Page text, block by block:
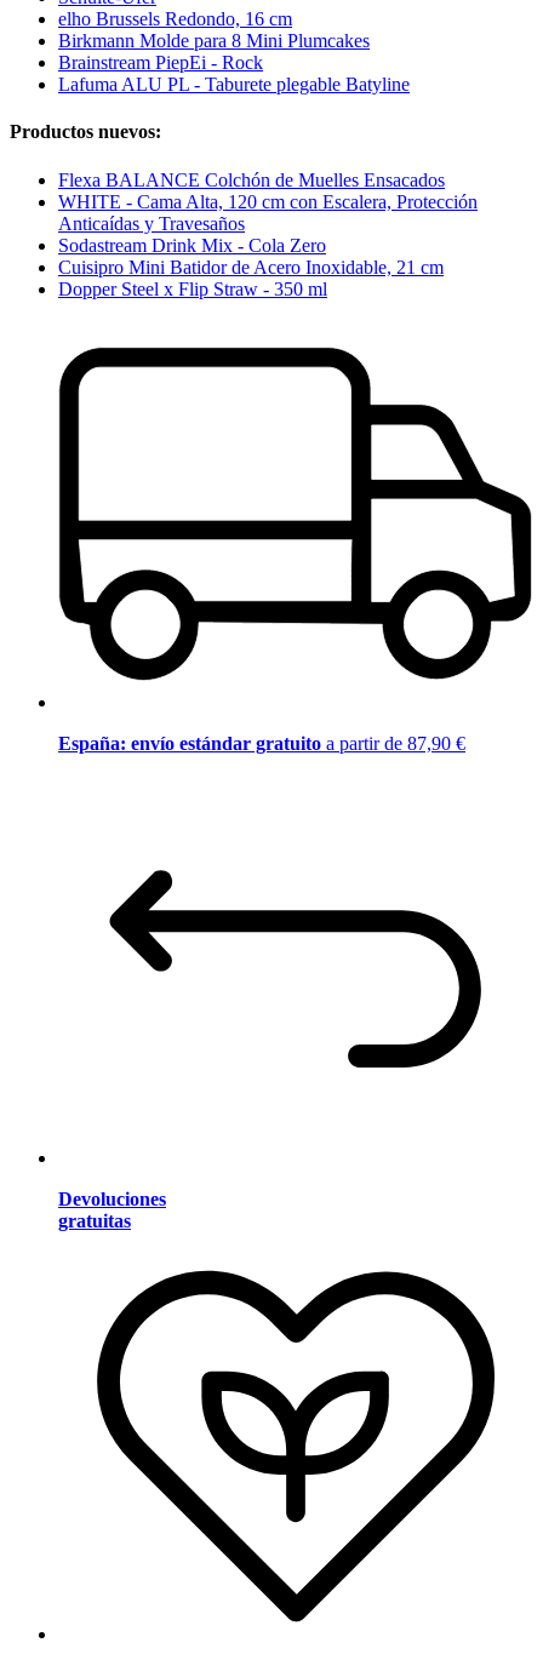
elho Brussels Redondo, 16 cm
Birkmann Molde para 8 Mini Plumcakes
Brainstream PiepEi - Rock
Lafuma ALU PL - Taburete plegable Batyline
Productos nuevos:
Flexa BALANCE Colchón de Muelles Ensacados
WHITE - Cama Alta, 120 cm con Escalera, Protección
Anticaídas y Travesaños
Sodastream Drink Mix - Cola Zero
Cuisipro Mini Batidor de Acero Inoxidable, 21 cm
Dopper Steel x Flip Straw - 350 ml
España: envío estándar gratuito a partir de 87,90 €
Devoluciones
gratuitas